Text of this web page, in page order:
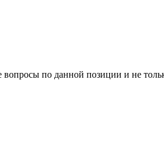
вопросы по данной позиции и не